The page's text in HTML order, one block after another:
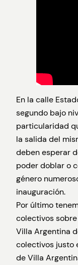
En la calle
segundo bajo
particularidad
la salida del
deben esperar
poder doblar o
género
inauguración.
Por último
colectivos sobre
Villa Argentina
colectivos justo
de Villa